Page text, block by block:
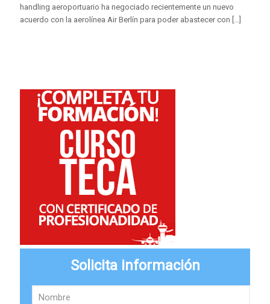
handling aeroportuario ha negociado recientemente un nuevo
acuerdo con la aerolínea Air Berlín para poder abastecer con […]
Solicita información